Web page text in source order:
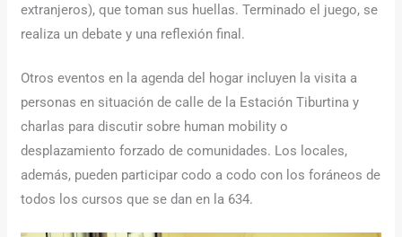
extranjeros), que toman sus huellas. Terminado el juego, se
realiza un debate y una reflexión final.
Otros eventos en la agenda del hogar incluyen la visita a
personas en situación de calle de la Estación Tiburtina y
charlas para discutir sobre human mobility o
desplazamiento forzado de comunidades. Los locales,
además, pueden participar codo a codo con los foráneos de
todos los cursos que se dan en la 634.